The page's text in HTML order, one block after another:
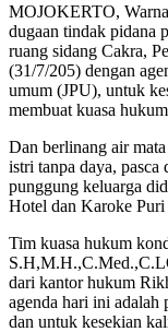
MOJOKERTO,
dugaan tindak pidana
ruang sidang Cakra,
(31/7/205) dengan
umum (JPU), untuk
membuat kuasa
Dan berlinang air
istri tanpa daya,
punggung keluarga
Hotel dan Karoke
Tim kuasa hukum
dari kantor hukum
agenda hari ini adalah
dan untuk kesekian